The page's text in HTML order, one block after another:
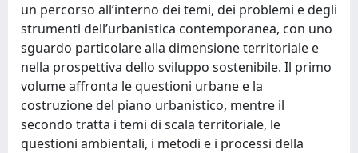
un percorso all’interno dei temi, dei problemi e degli
strumenti dell’urbanistica contemporanea, con uno
sguardo particolare alla dimensione territoriale e
nella prospettiva dello sviluppo sostenibile. Il primo
volume affronta le questioni urbane e la
costruzione del piano urbanistico, mentre il
secondo tratta i temi di scala territoriale, le
questioni ambientali, i metodi e i processi della